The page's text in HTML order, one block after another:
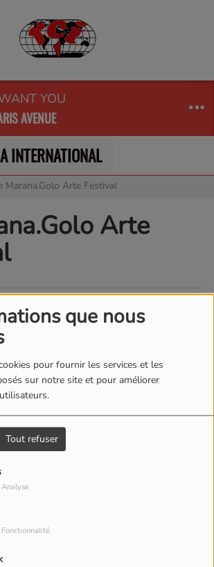
que nous
pour fournir les services et les
sur notre site et pour améliorer
Tout refuser
YOU
AVENUE
INTERNATIONAL
Marana.Golo Arte Festival
Arte